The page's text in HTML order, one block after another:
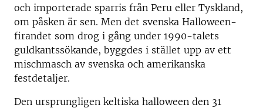
och importerade sparris från Peru eller Tyskland,
om påsken är sen. Men det svenska Halloween-
firandet som drog i gång under 1990-talets
guldkantssökande, byggdes i stället upp av ett
mischmasch av svenska och amerikanska
festdetaljer.
Den ursprungligen keltiska halloween den 31